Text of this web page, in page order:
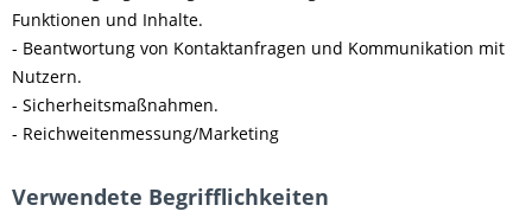
Funktionen und Inhalte.
- Beantwortung von Kontaktanfragen und Kommunikation mit
Nutzern.
- Sicherheitsmaßnahmen.
- Reichweitenmessung/Marketing
Verwendete Begrifflichkeiten